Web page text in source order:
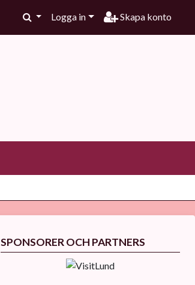
Logga in Skapa konto
SPONSORER OCH PARTNERS